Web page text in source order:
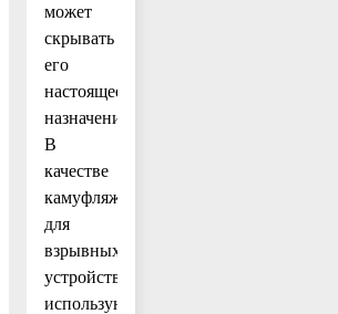
может
скрывать
его
настоящее
назначение.
В
качестве
камуфляжа
для
взрывных
устройств
используются